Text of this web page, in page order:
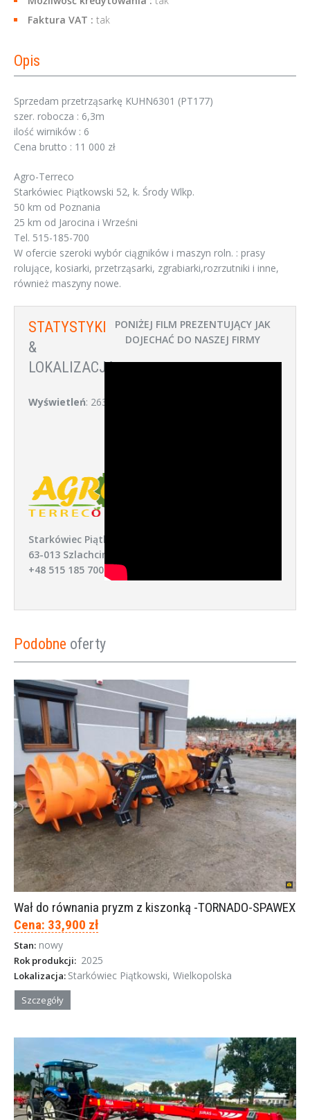
Faktura VAT : tak
Opis
Sprzedam przetrząsarkę KUHN6301 (PT177)
szer. robocza : 6,3m
ilość wirników : 6
Cena brutto : 11 000 zł
Agro-Terreco
Starkówiec Piątkowski 52, k. Środy Wlkp.
50 km od Poznania
25 km od Jarocina i Wrześni
Tel. 515-185-700
W ofercie szeroki wybór ciągników i maszyn roln. : prasy
rolujące, kosiarki, przetrząsarki, zgrabiarki,rozrzutniki i inne,
również maszyny nowe.
STATYSTYKI
&
LOKALIZACJA:
Wyświetleń: 263
Starkówiec Piątkowski 52,
63-013 Szlachcin
+48 515 185 700
PONIŻEJ FILM PREZENTUJĄCY JAK
DOJECHAĆ DO NASZEJ FIRMY
Podobne oferty
Wał do równania pryzm z kiszonką -TORNADO-SPAWEX
Cena: 33,900 zł
Stan: nowy
Rok produkcji: 2025
Lokalizacja: Starkówiec Piątkowski, Wielkopolska
Szczegóły